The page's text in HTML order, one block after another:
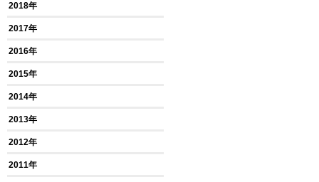
2018年
2017年
2016年
2015年
2014年
2013年
2012年
2011年